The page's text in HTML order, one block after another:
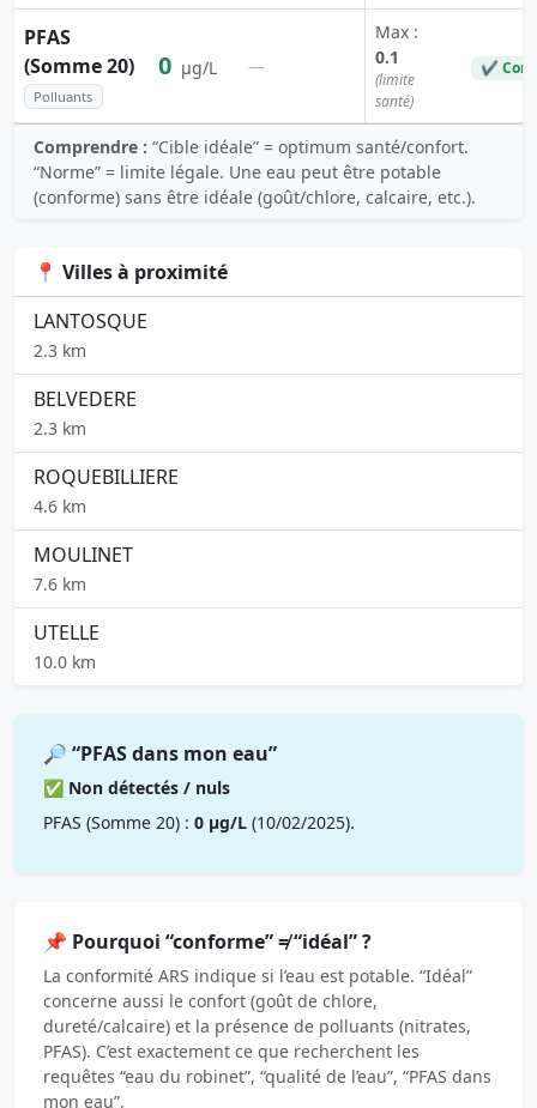
PFAS
(Somme 20)
Polluants
0 µg/L —
Max :
0.1
(limite
santé)
✔
Comprendre : “Cible idéale” = optimum santé/confort.
“Norme” = limite légale. Une eau peut être potable
(conforme) sans être idéale (goût/chlore, calcaire, etc.).
📍 Villes à proximité
LANTOSQUE
2.3 km
BELVEDERE
2.3 km
ROQUEBILLIERE
4.6 km
MOULINET
7.6 km
UTELLE
10.0 km
🔎 “PFAS dans mon eau”
✅ Non détectés / nuls
PFAS (Somme 20) : 0 µg/L (10/02/2025).
📌 Pourquoi “conforme” ≠ “idéal” ?
La conformité ARS indique si l’eau est potable. “Idéal”
concerne aussi le confort (goût de chlore,
dureté/calcaire) et la présence de polluants (nitrates,
PFAS). C’est exactement ce que recherchent les
requêtes “eau du robinet”, “qualité de l’eau”, “PFAS dans
mon eau”.